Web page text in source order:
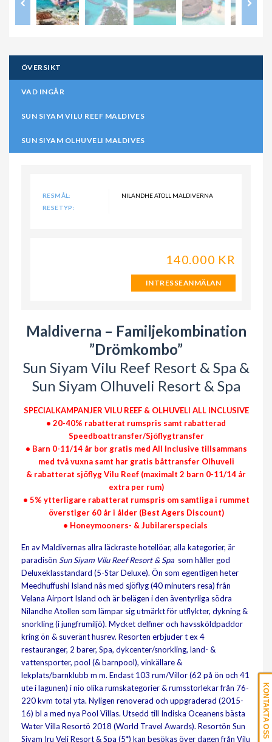
ÖVERSIKT
VAD INGÅR
SUN SIYAM VILU REEF MALDIVES
SUN SIYAM OLHUVELI MALDIVES
RESMÅL:
NILANDHE ATOLL MALDIVERNA
RESETYP:
140.000 KR
INTRESSEANMÄLAN
Maldiverna – Familjekombination
”Drömkombo”
Sun Siyam Vilu Reef Resort & Spa &
Sun Siyam Olhuveli Resort & Spa
SPECIALKAMPANJER VILU REEF & OLHUVELI ALL INCLUSIVE
• 20-40% rabatterat rumspris samt rabatterad
Speedboattransfer/Sjöflygtransfer
• Barn 0-11/14 år bor gratis med All Inclusive tillsammans
med två vuxna samt har gratis båttransfer Olhuveli
& rabatterat sjöflyg Vilu Reef (maximalt 2 barn 0-11/14 år
extra per rum)
• 5% ytterligare rabatterat rumspris om samtliga i rummet
överstiger 60 år i ålder (Best Agers Discount)
• Honeymooners- & Jubilarerspecials
En av Maldivernas allra läckraste hotellöar, alla kategorier, är
paradisön Sun Siyam Vilu Reef Resort & Spa som håller god
Deluxeklasstandard (5-Star Deluxe). Ön som egentligen heter
Meedhuffushi Island nås med sjöflyg (40 minuters resa) från
Velana Airport Island och är belägen i den äventyrliga södra
Nilandhe Atollen som lämpar sig utmärkt för utflykter, dykning &
snorkling (i jungfrumiljö). Mycket delfiner och havssköldpaddor
kring ön & suveränt husrev. Resorten erbjuder t ex 4
restauranger, 2 barer, Spa, dykcenter/snorkling, land- &
vattensporter, pool (& barnpool), vinkällare &
lekplats/barnklubb m m. Endast 103 rum/Villor (62 på ön och 41
ute i lagunen) i nio olika rumskategorier & rumsstorlekar från 76-
220 kvm total yta. Nyligen renoverad och uppgraderad (2015-
16) bl a med nya Pool Villas. Utsedd till Indiska Oceanens bästa
Water Villa Resortö 2018 (World Travel Awards). Resortön Sun
Siyam Iru Veli Resort & Spa (5*) kan besökas över dagen från Vilu
KONTAKTA OSS